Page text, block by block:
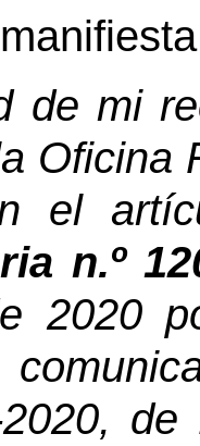
de mi
Oficina
el
n.º
2020
2020,